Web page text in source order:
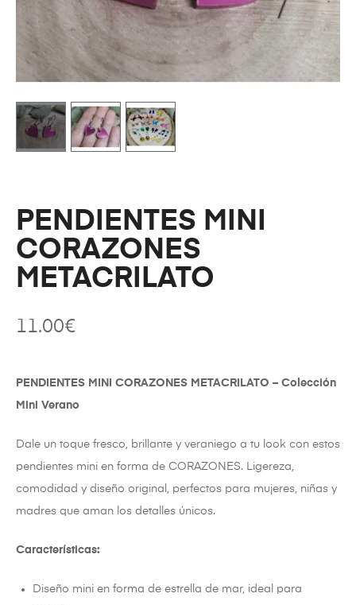
PENDIENTES MINI
CORAZONES
METACRILATO
11.00€
PENDIENTES MINI CORAZONES METACRILATO – Colección
Mini Verano
Dale un toque fresco, brillante y veraniego a tu look con estos
pendientes mini en forma de CORAZONES. Ligereza,
comodidad y diseño original, perfectos para mujeres, niñas y
madres que aman los detalles únicos.
Características:
Diseño mini en forma de estrella de mar, ideal para